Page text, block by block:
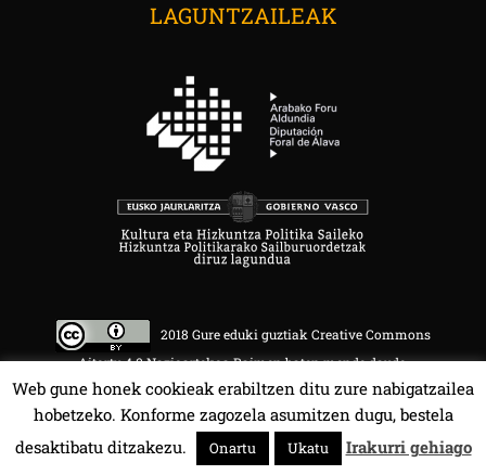
LAGUNTZAILEAK
2018 Gure eduki guztiak Creative Commons
Aitortu 4.0 Nazioartekoa Baimen baten mende daude.
HALA BEDI BAT 107.4 MHz.
Web gune honek cookieak erabiltzen ditu zure nabigatzailea
hobetzeko. Konforme zagozela asumitzen dugu, bestela
desaktibatu ditzakezu.
Onartu Ukatu Irakurri gehiago